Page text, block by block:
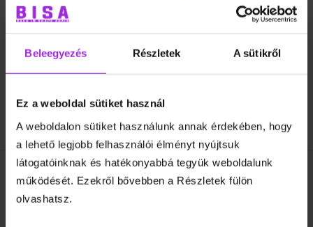
Beleegyezés Részletek A sütikről
Ez a weboldal sütiket használ
A weboldalon sütiket használunk annak érdekében, hogy
a lehető legjobb felhasználói élményt nyújtsuk
látogatóinknak és hatékonyabbá tegyük weboldalunk
működését. Ezekről bővebben a Részletek fülön
olvashatsz.
Edzések
férfiaknak
Leírás